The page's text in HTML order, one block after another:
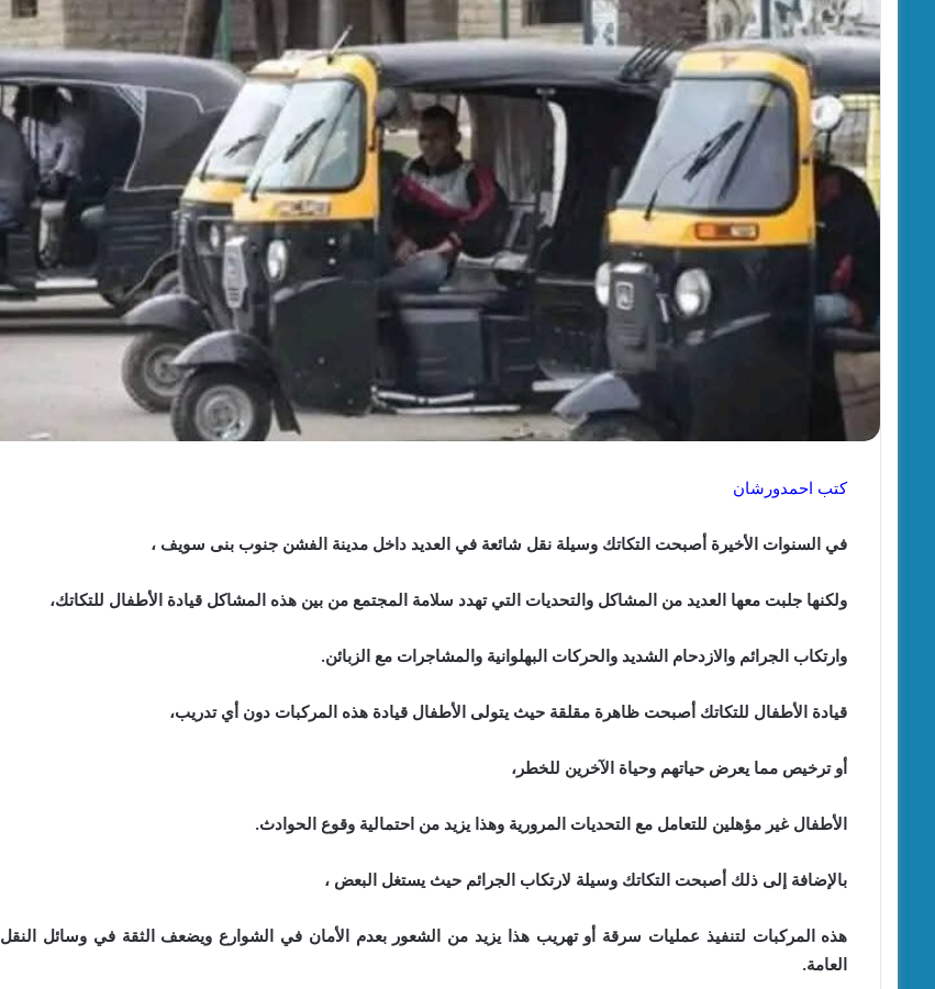
كتب احمدورشان
في السنوات الأخيرة أصبحت التكاتك وسيلة نقل شائعة في العديد داخل مدينة الفشن جنوب بنى سويف ،
ولكنها جلبت معها العديد من المشاكل والتحديات التي تهدد سلامة المجتمع من بين هذه المشاكل قيادة الأطفال للتكاتك،
وارتكاب الجرائم والازدحام الشديد والحركات البهلوانية والمشاجرات مع الزبائن.
قيادة الأطفال للتكاتك أصبحت ظاهرة مقلقة حيث يتولى الأطفال قيادة هذه المركبات دون أي تدريب،
أو ترخيص مما يعرض حياتهم وحياة الآخرين للخطر،
الأطفال غير مؤهلين للتعامل مع التحديات المرورية وهذا يزيد من احتمالية وقوع الحوادث.
بالإضافة إلى ذلك أصبحت التكاتك وسيلة لارتكاب الجرائم حيث يستغل البعض ،
هذه المركبات لتنفيذ عمليات سرقة أو تهريب هذا يزيد من الشعور بعدم الأمان في الشوارع ويضعف الثقة في وسائل النقل
العامة.